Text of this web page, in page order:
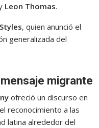
Leon Thomas.
, quien anunció el
generalizada del
migrante
ofreció un discurso en
reconocimiento a las
latina alrededor del